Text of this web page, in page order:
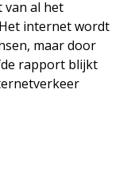
van al het
internet wordt
maar door
rapport blijkt